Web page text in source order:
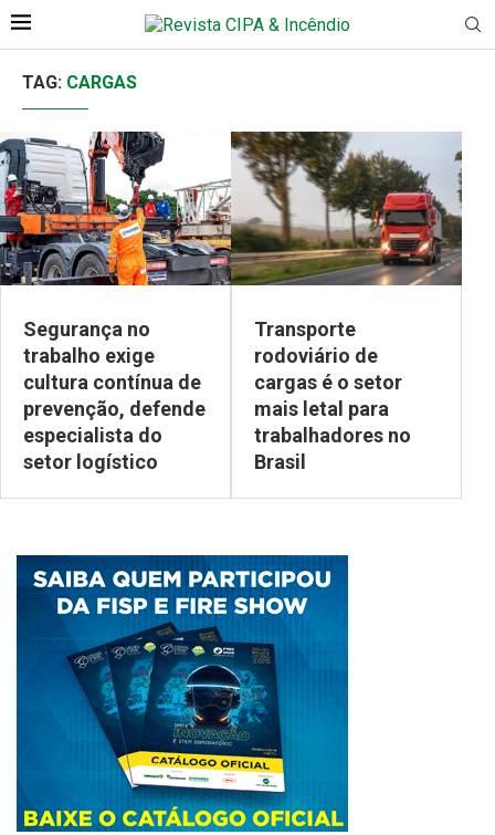
TAG: CARGAS
Segurança no
trabalho exige
cultura contínua de
prevenção, defende
especialista do
setor logístico
Transporte
rodoviário de
cargas é o setor
mais letal para
trabalhadores no
Brasil